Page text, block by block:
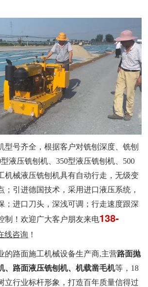
型号齐全，根据客户对铣刨深度、铣刨
液压铣刨机、350型液压铣刨机、500
机械液压铣刨机具有自动行走，无级变
；引进德国技术，采用进口液压系统，
；进口刀头，深浅可调；行走速度跟深
制！欢迎广大客户朋友来电138-
线咨询 ！
的路面施工机械设备生产商,主营路面抛
、 路面液压铣刨机、机载凿毛机等，18
立行业标杆形象，打造百年质量信得过